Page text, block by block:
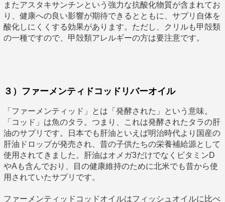
またアスタキサンチンという強力な抗酸化物質が含まれてお
り、健康への良い影響が期待できるとともに、サプリ自体を
酸化しにくくする効果があります。ただし、クリルも甲殻類
の一種ですので、甲殻類アレルギーの方は要注意です。
３）ファーメンティドコッドリバーオイル
「ファーメンティッド」とは「発酵された」という意味。
「コッド」は魚のタラ。つまり、これは発酵されたタラの肝
油のサプリです。日本でも肝油といえば明治時代より国産の
肝油ドロップが発売され、昔の子供たちの栄養補給源として
使用されてきました。肝油はオメガ3だけでなくビタミンD
やAも含んでおり、目の健康維持のために北米でも昔から使
用されていたサプリです。
ファーメンティッドコッドオイルはフィッシュオイルに比べ